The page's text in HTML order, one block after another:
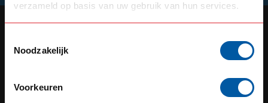
verzameld op basis van uw gebruik van hun services.
Noodzakelijk
Voorkeuren
OUR REPUTATION IS BUILT ON
SERVICE